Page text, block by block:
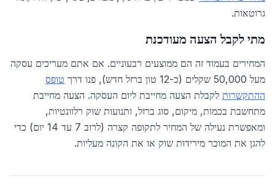
גרוטאות.
מתי לקבל הצעה מעודכנת
המחירים בעמוד זה הם ממוצעים רבעוניים. אם אתם מעריכים עסקה
מעל 50,000 שקלים (כ-12 טון ברזל חדש), פנו דרך
טופס
ההתקשרות לקבלת הצעה מחייבת ליום העסקה. הצעה מחייבת
מתחשבת בכמות, מיקום, סוג ברזל, ותנועות שוק רלוונטיות,
ומאפשרת נעילה של המחיר לתקופה קצרה (לרוב 7 עד 14 יום) כדי
להגן את המוכר מירידות שוק או את הקונה מעליות.